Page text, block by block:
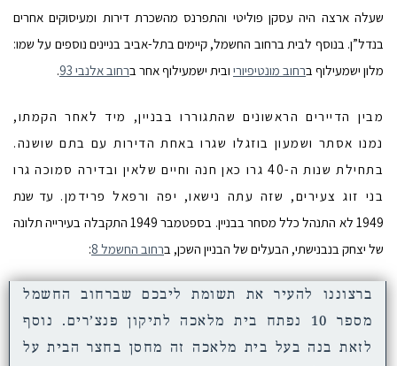
שעלה ארצה היה עסקן פוליטי והתפרנס מהשכרת דירות ומעיסוקים אחרים
בנדל”ן. בנוסף לבית ברחוב החשמל, קיימים בתל-אביב בניינים נוספים על שמו:
מלון ישמעילוף ברחוב מונטיפיורי ובית ישמעילוף אחר ברחוב אלנבי 93 .
מבין הדיירים הראשונים שהתגוררו בבניין, מיד לאחר הקמתו,
נמנו אסתר ושמעון בוזגלו שגרו באחת הדירות עם בתם שושנה.
בתחילת שנות ה-40 גרו כאן חנה וחיים שלאין ובדירה סמוכה גרו
בני זוג צעירים, שזה עתה נישאו, יפה ורפאל פרידמן. עד שנת
1949 לא התנהל כלל מסחר בבניין.
בספטמבר 1949 התקבלה בעירייה תלונה
של יצחק בנבנישתי, הבעלים של הבניין השכן, ברחוב החשמל 8 :
ברצוננו להעיר את תשומת ליבכם שברחוב החשמל
מספר 10 נפתח בית מלאכה לתיקון פנצ’רים. נוסף
לזאת בנה בעל בית מלאכה זה מחסן בחצר הבית על